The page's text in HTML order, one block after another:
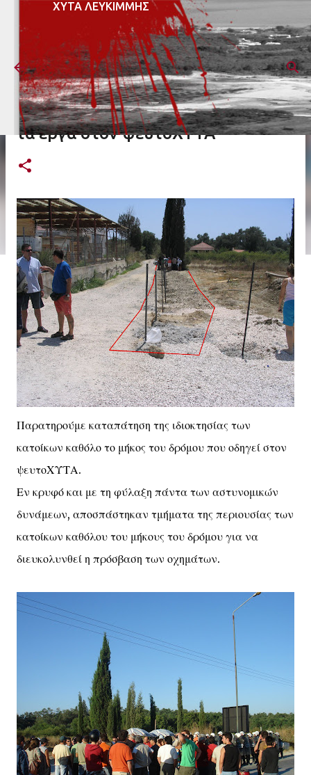
Μετάβαση στο κύριο περιεχόμενο
ΧΥΤΑ ΛΕΥΚΙΜΜΗΣ
Έτσι συνεχίζονται να εκτελούνται
τα έργα στον ψευτοΧΥΤΑ
Παρατηρούμε καταπάτηση της ιδιοκτησίας των
κατοίκων καθόλο το μήκος του δρόμου που οδηγεί στον
ψευτοΧΥΤΑ.
Εν κρυφό και με τη φύλαξη πάντα των αστυνομικών
δυνάμεων, αποσπάστηκαν τμήματα της περιουσίας των
κατοίκων καθόλου του μήκους του δρόμου για να
διευκολυνθεί η πρόσβαση των οχημάτων.